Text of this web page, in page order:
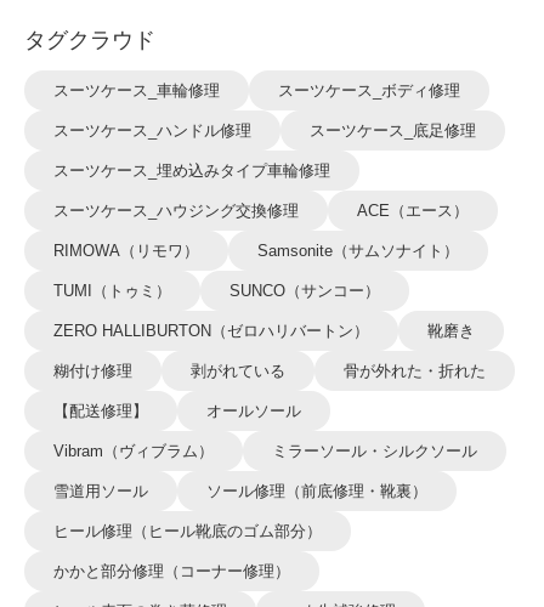
タグクラウド
スーツケース_車輪修理 スーツケース_ボディ修理
スーツケース_ハンドル修理 スーツケース_底足修理
スーツケース_埋め込みタイプ車輪修理
スーツケース_ハウジング交換修理 ACE（エース）
RIMOWA（リモワ） Samsonite（サムソナイト）
TUMI（トゥミ） SUNCO（サンコー）
ZERO HALLIBURTON（ゼロハリバートン） 靴磨き
糊付け修理 剥がれている 骨が外れた・折れた
【配送修理】 オールソール
Vibram（ヴィブラム） ミラーソール・シルクソール
雪道用ソール ソール修理（前底修理・靴裏）
ヒール修理（ヒール靴底のゴム部分）
かかと部分修理（コーナー修理）